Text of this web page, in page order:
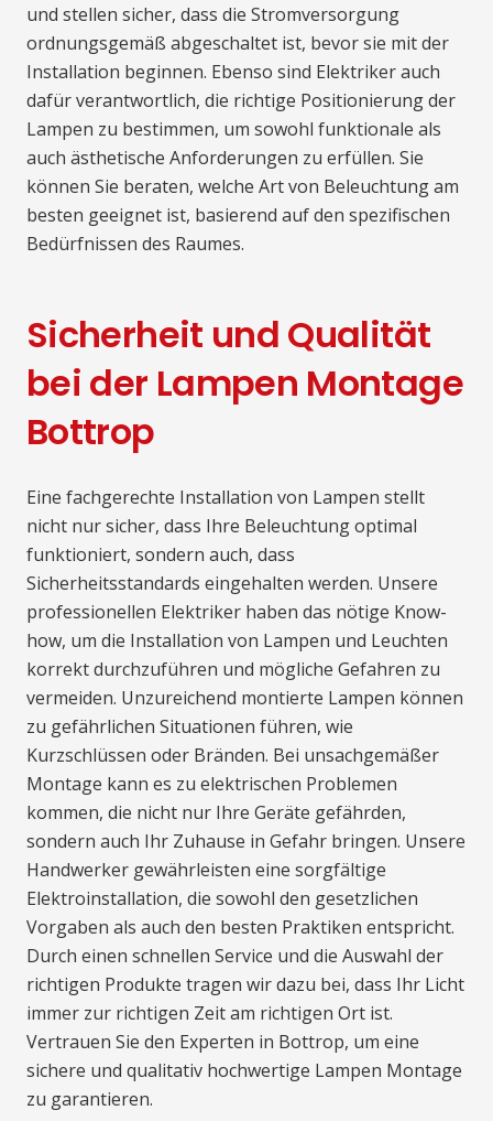
und stellen sicher, dass die Stromversorgung
ordnungsgemäß abgeschaltet ist, bevor sie mit der
Installation beginnen. Ebenso sind Elektriker auch
dafür verantwortlich, die richtige Positionierung der
Lampen zu bestimmen, um sowohl funktionale als
auch ästhetische Anforderungen zu erfüllen. Sie
können Sie beraten, welche Art von Beleuchtung am
besten geeignet ist, basierend auf den spezifischen
Bedürfnissen des Raumes.
Sicherheit und Qualität
bei der Lampen Montage
Bottrop
Eine fachgerechte Installation von Lampen stellt
nicht nur sicher, dass Ihre Beleuchtung optimal
funktioniert, sondern auch, dass
Sicherheitsstandards eingehalten werden. Unsere
professionellen Elektriker haben das nötige Know-
how, um die Installation von Lampen und Leuchten
korrekt durchzuführen und mögliche Gefahren zu
vermeiden. Unzureichend montierte Lampen können
zu gefährlichen Situationen führen, wie
Kurzschlüssen oder Bränden. Bei unsachgemäßer
Montage kann es zu elektrischen Problemen
kommen, die nicht nur Ihre Geräte gefährden,
sondern auch Ihr Zuhause in Gefahr bringen. Unsere
Handwerker gewährleisten eine sorgfältige
Elektroinstallation, die sowohl den gesetzlichen
Vorgaben als auch den besten Praktiken entspricht.
Durch einen schnellen Service und die Auswahl der
richtigen Produkte tragen wir dazu bei, dass Ihr Licht
immer zur richtigen Zeit am richtigen Ort ist.
Vertrauen Sie den Experten in Bottrop, um eine
sichere und qualitativ hochwertige Lampen Montage
zu garantieren.